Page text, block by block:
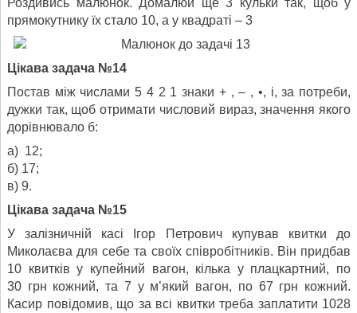
прямо­кутнику їх стало 10, а у квадраті – 3
Цікава задача №14
Постав між числами 5 4 2 1 знаки + , – , •, і, за потреби,
дужки так, щоб отримати числовий вираз, значення якого
дорівнювало б:
а) 12;
б) 17;
в) 9.
Цікава задача №15
У залізничній касі Ігор Петрович купував квитки до
Миколаєва для себе та своїх співробітників. Він придбав
10 квитків у ку­пейний вагон, кілька у плацкартний, по
30 грн кожний, та 7 у м’який вагон, по 67 грн кожний.
Касир повідомив, що за всі квитки треба заплатити 1028